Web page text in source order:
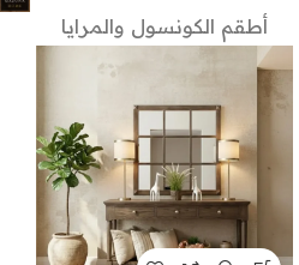
أطقم الكونسول والمرايا